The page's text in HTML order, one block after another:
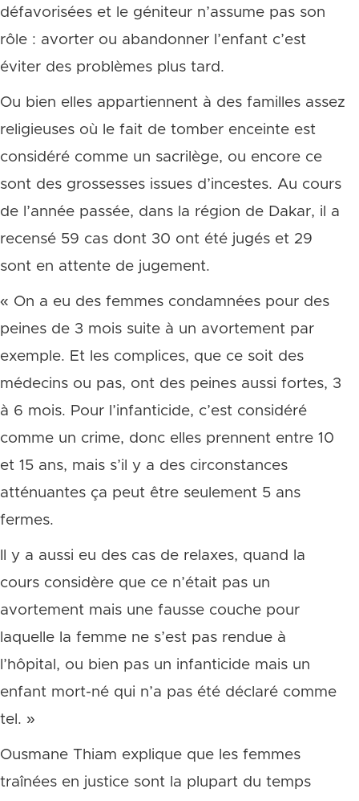
défavorisées et le géniteur n’assume pas son
rôle : avorter ou abandonner l’enfant c’est
éviter des problèmes plus tard.
Ou bien elles appartiennent à des familles assez
religieuses où le fait de tomber enceinte est
considéré comme un sacrilège, ou encore ce
sont des grossesses issues d’incestes. Au cours
de l’année passée, dans la région de Dakar, il a
recensé 59 cas dont 30 ont été jugés et 29
sont en attente de jugement.
« On a eu des femmes condamnées pour des
peines de 3 mois suite à un avortement par
exemple. Et les complices, que ce soit des
médecins ou pas, ont des peines aussi fortes, 3
à 6 mois. Pour l’infanticide, c’est considéré
comme un crime, donc elles prennent entre 10
et 15 ans, mais s’il y a des circonstances
atténuantes ça peut être seulement 5 ans
fermes.
Il y a aussi eu des cas de relaxes, quand la
cours considère que ce n’était pas un
avortement mais une fausse couche pour
laquelle la femme ne s’est pas rendue à
l’hôpital, ou bien pas un infanticide mais un
enfant mort-né qui n’a pas été déclaré comme
tel. »
Ousmane Thiam explique que les femmes
traînées en justice sont la plupart du temps